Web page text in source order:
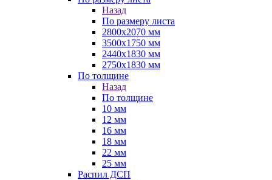
Назад
По размеру листа
2800х2070 мм
3500х1750 мм
2440х1830 мм
2750х1830 мм
По толщине
Назад
По толщине
10 мм
12 мм
16 мм
18 мм
22 мм
25 мм
Распил ДСП